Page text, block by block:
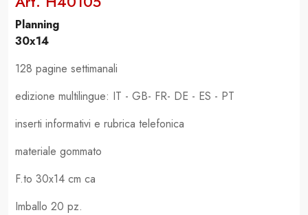
Planning
30x14
128 pagine settimanali
edizione multilingue: IT - GB- FR- DE - ES - PT
inserti informativi e rubrica telefonica
materiale gommato
F.to 30x14 cm ca
Imballo 20 pz.